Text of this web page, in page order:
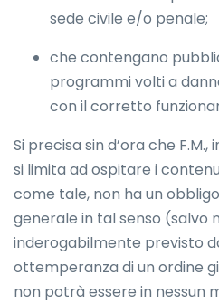
sede civile e/o penale;
che contengano
programmi volti a
con il corretto
Si precisa sin d’ora che
si limita ad ospitare i
come tale, non ha un
generale in tal senso (salvo
inderogabilmente previsto
ottemperanza di un ordine
non potrà essere in nessun